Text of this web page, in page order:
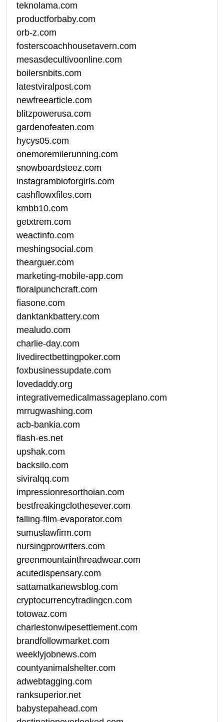
teknolama.com
productforbaby.com
orb-z.com
fosterscoachhousetavern.com
mesasdecultivoonline.com
boilersnbits.com
latestviralpost.com
newfreearticle.com
blitzpowerusa.com
gardenofeaten.com
hycys05.com
onemoremilerunning.com
snowboardsteez.com
instagrambioforgirls.com
cashflowxfiles.com
kmbb10.com
getxtrem.com
weactinfo.com
meshingsocial.com
thearguer.com
marketing-mobile-app.com
floralpunchcraft.com
fiasone.com
danktankbattery.com
mealudo.com
charlie-day.com
livedirectbettingpoker.com
foxbusinessupdate.com
lovedaddy.org
integrativemedicalmassageplano.com
mrrugwashing.com
acb-bankia.com
flash-es.net
upshak.com
backsilo.com
siviralqq.com
impressionresorthoian.com
bestfreakingclothesever.com
falling-film-evaporator.com
sumuslawfirm.com
nursingprowriters.com
greenmountainthreadwear.com
acutedispensary.com
sattamatkanewsblog.com
cryptocurrencytradingcn.com
totowaz.com
charlestonwipesettlement.com
brandfollowmarket.com
weeklyjobnews.com
countyanimalshelter.com
adwebtagging.com
ranksuperior.net
babystepahead.com